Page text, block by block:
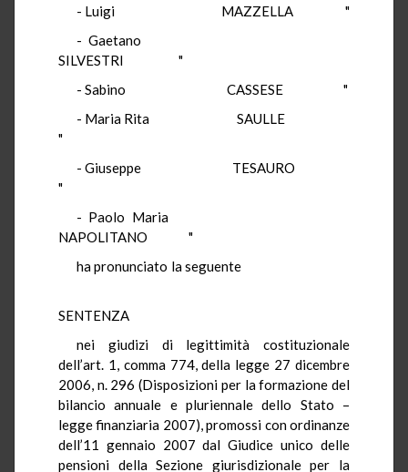
- Luigi MAZZELLA "
- Gaetano
SILVESTRI "
- Sabino CASSESE "
- Maria Rita SAULLE
"
- Giuseppe TESAURO
"
- Paolo Maria
NAPOLITANO "
ha pronunciato la seguente
SENTENZA
nei giudizi di legittimità costituzionale
dell’art. 1, comma 774, della legge 27 dicembre
2006, n. 296 (Disposizioni per la formazione del
bilancio annuale e pluriennale dello Stato –
legge finanziaria 2007), promossi con ordinanze
dell’11 gennaio 2007 dal Giudice unico delle
pensioni della Sezione giurisdizionale per la